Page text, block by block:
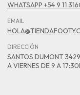
WHATSAPP +54 9 11
EMAIL
DIRECCIÓN
SANTOS DUMONT
A VIERNES DE 9 A